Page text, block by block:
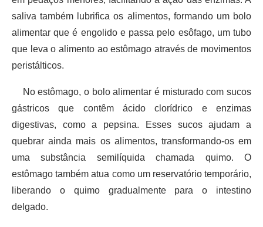
saliva também lubrifica os alimentos, formando um bolo
alimentar que é engolido e passa pelo esôfago, um tubo
que leva o alimento ao estômago através de movimentos
peristálticos.
No estômago, o bolo alimentar é misturado com sucos
gástricos que contêm ácido clorídrico e enzimas
digestivas, como a pepsina. Esses sucos ajudam a
quebrar ainda mais os alimentos, transformando-os em
uma substância semilíquida chamada quimo. O
estômago também atua como um reservatório temporário,
liberando o quimo gradualmente para o intestino
delgado.